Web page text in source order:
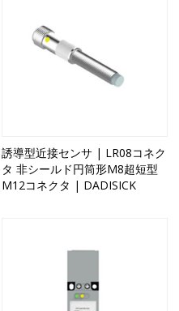
誘導型近接センサ | LR08コネク
タ 非シールド円筒形M8超短型
M12コネクタ | DADISICK